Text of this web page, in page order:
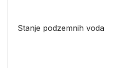
Stanje podzemnih voda